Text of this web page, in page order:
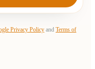
Privacy Policy and Terms of